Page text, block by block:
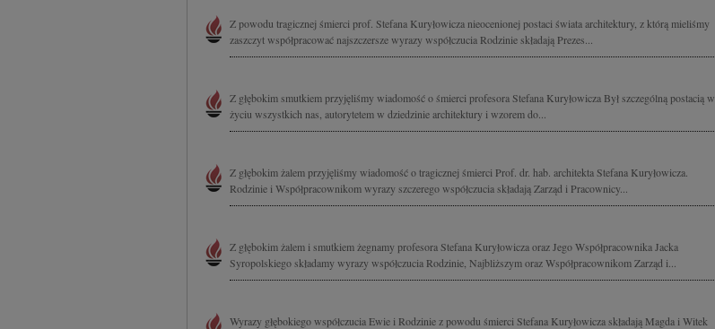
Z powodu tragicznej śmierci prof. Stefana Kuryłowicza nieocenionej postaci świata architektury, z którą mieliśmy
zaszczyt współpracować najszczersze wyrazy współczucia Rodzinie składają Prezes...
Z głębokim smutkiem przyjęliśmy wiadomość o śmierci profesora Stefana Kuryłowicza Był szczególną postacią w
życiu wszystkich nas, autorytetem w dziedzinie architektury i wzorem do...
Z głębokim żalem przyjęliśmy wiadomość o tragicznej śmierci Prof. dr. hab. architekta Stefana Kuryłowicza.
Rodzinie i Współpracownikom wyrazy szczerego współczucia składają Zarząd i Pracownicy...
Z głębokim żalem i smutkiem żegnamy profesora Stefana Kuryłowicza oraz Jego Współpracownika Jacka
Syropolskiego składamy wyrazy współczucia Rodzinie, Najbliższym oraz Współpracownikom Zarząd i...
Wyrazy głębokiego współczucia Ewie i Rodzinie z powodu śmierci Stefana Kuryłowicza składają Magda i Witek